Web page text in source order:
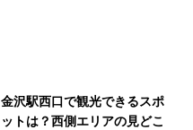
金沢駅西口で観光できるスポ
ットは？西側エリアの見どこ